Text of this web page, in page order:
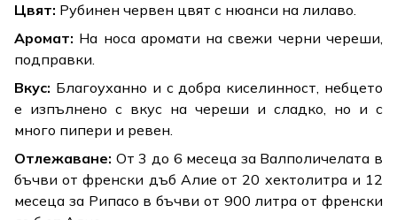
Цвят: Рубинен червен цвят с нюанси на лилаво.
Аромат: На носа аромати на свежи черни череши,
подправки.
Вкус: Благоуханно и с добра киселинност, небцето
е изпълнено с вкус на череши и сладко, но и с
много пипери и ревен.
Отлежаване: От 3 до 6 месеца за Валполичелата в
бъчви от френски дъб Алие от 20 хектолитра и 12
месеца за Рипасо в бъчви от 900 литра от френски